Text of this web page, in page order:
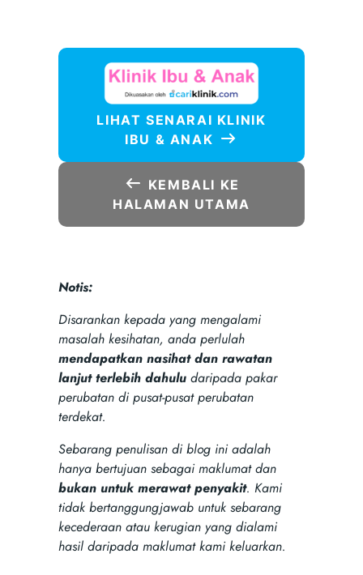
LIHAT SENARAI KLINIK
IBU & ANAK
KEMBALI KE
HALAMAN UTAMA
Notis:
Disarankan kepada yang mengalami
masalah kesihatan, anda perlulah
mendapatkan nasihat dan rawatan
lanjut terlebih dahuludaripada pakar
perubatan di pusat-pusat perubatan
terdekat.
Sebarang penulisan di blog ini adalah
hanya bertujuan sebagai maklumat dan
bukan untuk merawat penyakit. Kami
tidak bertanggungjawab untuk sebarang
kecederaan atau kerugian yang dialami
hasil daripada maklumat kami keluarkan.